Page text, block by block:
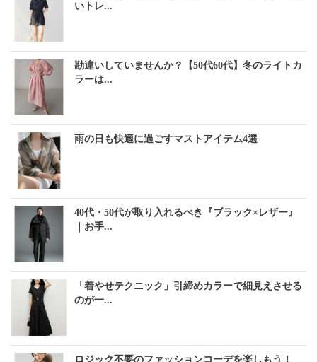
いトレ...
勘違いしていませんか？【50代60代】冬のライトカ
ラーは...
雨の日も快適に過ごすマストアイテム4選
40代・50代が取り入れるべき『ブラック×レザー』
｜お手...
「着やせテクニック」引締めカラーで細見えさせる
のが一...
ロジック不要のファッションコーデを楽しもう！